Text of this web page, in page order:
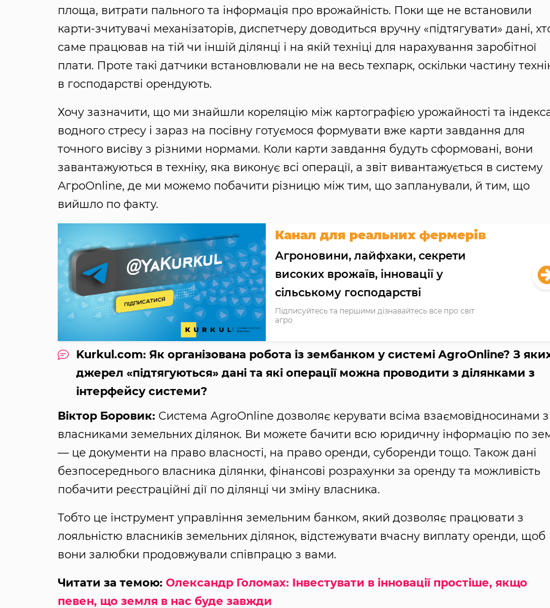
площа, витрати пального та інформація про врожайність. Поки ще не встановили
карти-зчитувачі механізаторів, диспетчеру доводиться вручну «підтягувати» дані,
саме працював на тій чи іншій ділянці і на якій техніці для нарахування заробітної
плати. Проте такі датчики встановлювали не на весь техпарк, оскільки частину
в господарстві орендують.
Хочу зазначити, що ми знайшли кореляцію між картографією урожайності та
водного стресу і зараз на посівну готуємося формувати вже карти завдання для
точного висіву з різними нормами. Коли карти завдання будуть сформовані, вони
завантажуються в техніку, яка виконує всі операції, а звіт вивантажується в систему
АгроОnline, де ми можемо побачити різницю між тим, що запланували, й тим, що
вийшло по факту.
Канал для реальних фермерів
Агроновини, лайфхаки, секрети
високих врожаїв, інновації у
сільському господарстві
Підписуйтесь та першими дізнавайтесь все про світ
агро
Kurkul.com: Як організована робота із зембанком у системі AgroOnline? З
джерел «підтягуються» дані та які операції можна проводити з ділянками з
інтерфейсу системи?
Віктор Боровик: Система AgroОnline дозволяє керувати всіма взаємовідносинами з
власниками земельних ділянок. Ви можете бачити всю юридичну інформацію по
— це документи на право власності, на право оренди, суборенди тощо. Також дані
безпосереднього власника ділянки, фінансові розрахунки за оренду та можливість
побачити реєстраційні дії по ділянці чи зміну власника.
Тобто це інструмент управління земельним банком, який дозволяє працювати з
лояльністю власників земельних ділянок, відстежувати вчасну виплату оренди, щоб
вони залюбки продовжували співпрацю з вами.
Читати за темою: Олександр Голомах: Інвестувати в інновації простіше, якщо
певен, що земля в нас буде завжди